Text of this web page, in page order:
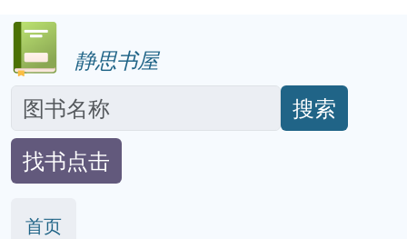
静思书屋
搜索
找书点击
首页